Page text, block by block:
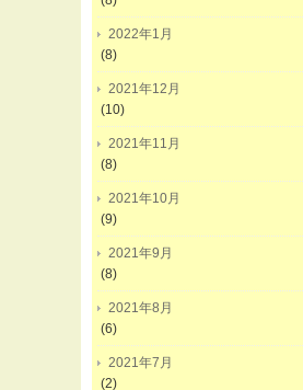
2022年1月
(8)
2021年12月
(10)
2021年11月
(8)
2021年10月
(9)
2021年9月
(8)
2021年8月
(6)
2021年7月
(2)